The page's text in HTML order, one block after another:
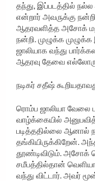
தந்து, இப்படத்தில் நல்ல
என்றார் அவருக்கு
ஆதரவளித்த அசோக்
நன்றி. முழுக்க
ஜாலியாக வந்து
ஆதரவு தேவை
நடிகர் சதீஷ்
ரொம்ப ஜாலியா வேலை
வாழ்க்கையில்
படித்ததில்லை
தங்கியிருக்கிறேன்.
தூண்டிவிடும். அசோக்
சமீபத்தில்தான்
வந்து விட்டார். அவர்